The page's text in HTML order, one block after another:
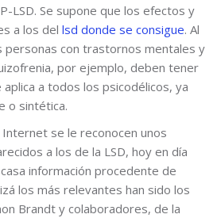
LSD. Se supone que los efectos y
a los del lsd donde se consigue. Al
personas con trastornos mentales y
por ejemplo, deben tener
a todos los psicodélicos, ya
o sintética.
se le reconocen unos
a los de la LSD, hoy en día
información procedente de
los más relevantes han sido los
Brandt y colaboradores, de la